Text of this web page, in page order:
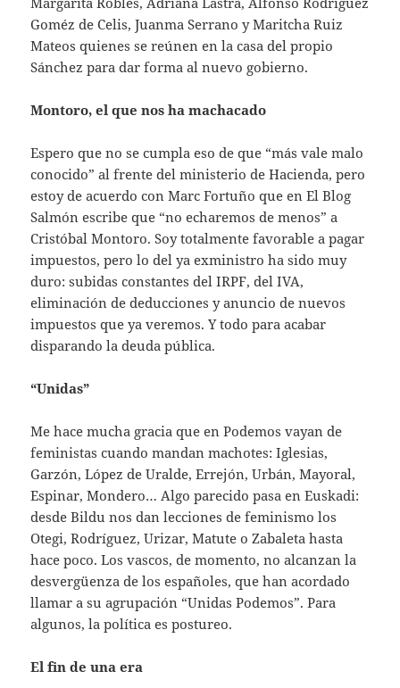
Goméz de Celis, Juanma Serrano y Maritcha Ruiz
Mateos quienes se reúnen en la casa del propio
Sánchez para dar forma al nuevo gobierno.
Montoro, el que nos ha machacado
Espero que no se cumpla eso de que “más vale malo
conocido” al frente del ministerio de Hacienda, pero
estoy de acuerdo con Marc Fortuño que en El Blog
Salmón escribe que “no echaremos de menos” a
Cristóbal Montoro. Soy totalmente favorable a pagar
impuestos, pero lo del ya exministro ha sido muy
duro: subidas constantes del IRPF, del IVA,
eliminación de deducciones y anuncio de nuevos
impuestos que ya veremos. Y todo para acabar
disparando la deuda pública.
“Unidas”
Me hace mucha gracia que en Podemos vayan de
feministas cuando mandan machotes: Iglesias,
Garzón, López de Uralde, Errejón, Urbán, Mayoral,
Espinar, Mondero… Algo parecido pasa en Euskadi:
desde Bildu nos dan lecciones de feminismo los
Otegi, Rodríguez, Urizar, Matute o Zabaleta hasta
hace poco. Los vascos, de momento, no alcanzan la
desvergüenza de los españoles, que han acordado
llamar a su agrupación “Unidas Podemos”. Para
algunos, la política es postureo.
El fin de una era